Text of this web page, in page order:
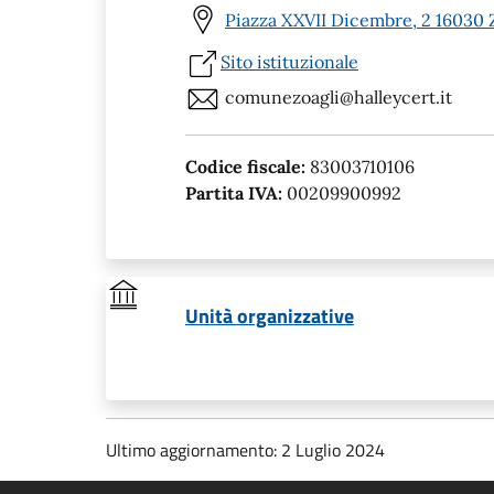
Piazza XXVII Dicembre, 2 16030
Sito istituzionale
comunezoagli@halleycert.it
Codice fiscale: 83003710106
Partita IVA: 00209900992
Unità organizzative
Ultimo aggiornamento: 2 Luglio 2024